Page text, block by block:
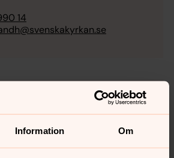
Information Om
14
76